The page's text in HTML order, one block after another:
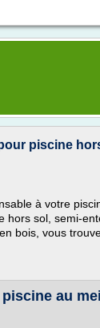
piscine
à votre
hors sol, semi-
bois, vous
au